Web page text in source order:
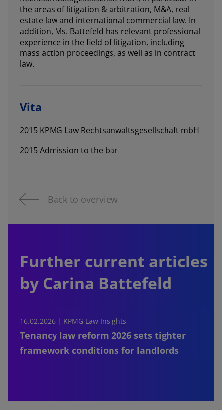
the areas of litigation & arbitration, M&A, real
estate law and international commercial law. In
addition, Ms. Battefeld has relevant professional
experience in the field of litigation, including
mass action proceedings, as well as in contract
law.
Vita
2015 KPMG Law Rechtsanwaltsgesellschaft mbH
2015 Admission to the bar
Back to overview
Further current articles
by Carina Battefeld
16.02.2026 | KPMG Law Insights
Tenancy law reform 2026 sets tighter
framework conditions for landlords